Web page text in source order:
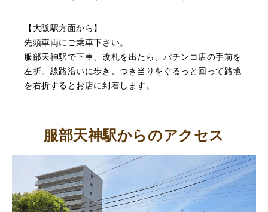
（大阪府池田市）丁寧に説明して頂き思っていたよりの金
取して頂きました。又、機会あれば是非利用したいです。
【大阪駅方面から】
先頭車両にご乗車下さい。
服部天神駅で下車、改札を出たら、パチンコ店の手前を
左折。線路沿いに歩き、つき当りをぐるっと回って路地
を右折するとお店に到着します。
服部天神駅からのアクセス